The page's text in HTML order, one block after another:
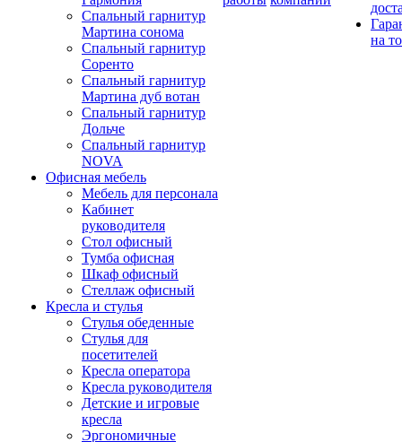
Спальный гарнитур
Мартина сонома
Спальный гарнитур
Соренто
Спальный гарнитур
Мартина дуб вотан
Спальный гарнитур
Дольче
Спальный гарнитур
NOVA
Офисная мебель
Мебель для персонала
Кабинет
руководителя
Стол офисный
Тумба офисная
Шкаф офисный
Стеллаж офисный
Кресла и стулья
Стулья обеденные
Стулья для
посетителей
Кресла оператора
Кресла руководителя
Детские и игровые
кресла
Эргономичные
на